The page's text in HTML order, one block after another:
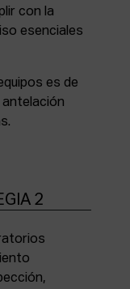
con la
esenciales
es de
antelación
2